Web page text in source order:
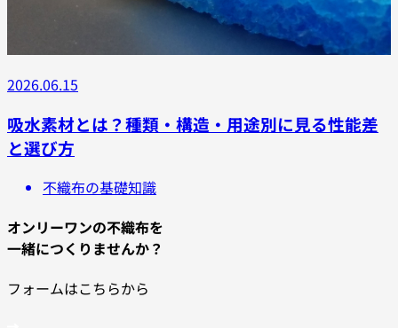
2026.06.15
吸水素材とは？種類・構造・用途別に見る性能差
と選び方
不織布の基礎知識
オンリーワンの不織布を
一緒につくりませんか？
フォームはこちらから